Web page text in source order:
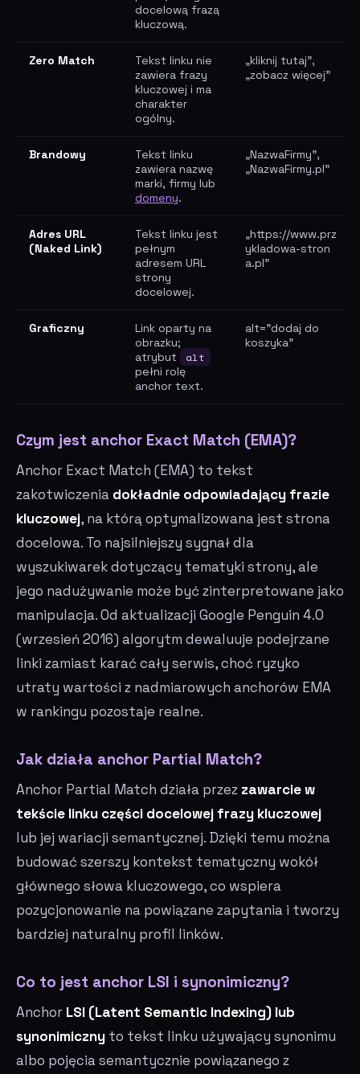
docelową frazą
kluczową.
Zero Match
Tekst linku nie
zawiera frazy
kluczowej i ma
charakter
ogólny.
„kliknij tutaj",
„zobacz więcej"
Brandowy
Tekst linku
zawiera nazwę
marki, firmy lub
domeny.
„NazwaFirmy",
„NazwaFirmy.pl"
Adres URL
(Naked Link)
Tekst linku jest
pełnym
adresem URL
strony
docelowej.
„https://www.prz
ykladowa-stron
a.pl"
Graficzny
Link oparty na
obrazku;
atrybut
alt
pełni rolę
anchor text.
alt="dodaj do
koszyka"
Czym jest anchor Exact Match (EMA)?
Anchor Exact Match (EMA) to tekst
zakotwiczenia dokładnie odpowiadający frazie
kluczowej, na którą optymalizowana jest strona
docelowa. To najsilniejszy sygnał dla
wyszukiwarek dotyczący tematyki strony, ale
jego nadużywanie może być zinterpretowane jako
manipulacja. Od aktualizacji Google Penguin 4.0
(wrzesień 2016) algorytm dewaluuje podejrzane
linki zamiast karać cały serwis, choć ryzyko
utraty wartości z nadmiarowych anchorów EMA
w rankingu pozostaje realne.
Jak działa anchor Partial Match?
Anchor Partial Match działa przez zawarcie w
tekście linku części docelowej frazy kluczowej
lub jej wariacji semantycznej. Dzięki temu można
budować szerszy kontekst tematyczny wokół
głównego słowa kluczowego, co wspiera
pozycjonowanie na powiązane zapytania i tworzy
bardziej naturalny profil linków.
Co to jest anchor LSI i synonimiczny?
Anchor LSI (Latent Semantic Indexing) lub
synonimiczny to tekst linku używający synonimu
albo pojęcia semantycznie powiązanego z